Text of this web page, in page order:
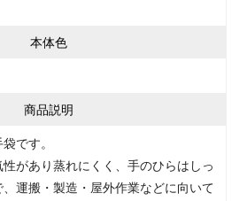
本体色
商品説明
です。
があり蒸れにくく、手のひらはしっ
運搬・製造・屋外作業などに向いて